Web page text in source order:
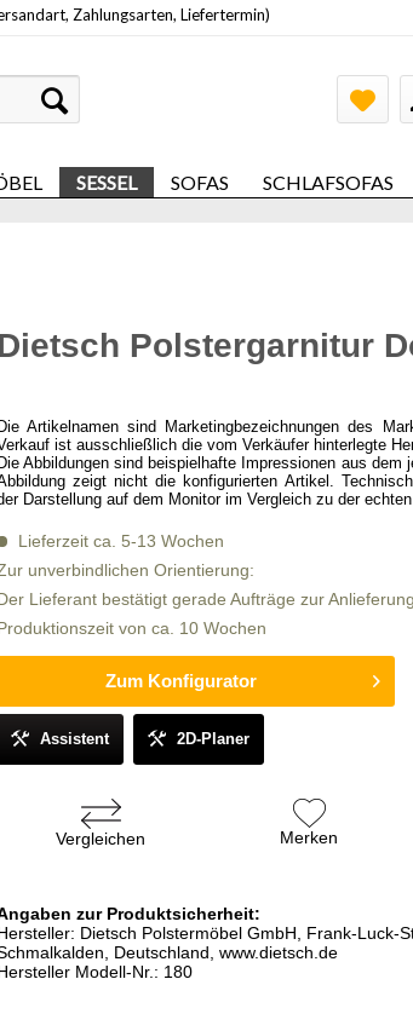
Zahlungsarten, Liefertermin)
SESSEL SOFAS SCHLAFSOFAS
Dietsch Polstergarnitur
Die Artikelnamen sind Marketingbezeichnungen des
ist ausschließlich die vom Verkäufer hinterlegte
Die Abbildungen sind beispielhafte Impressionen aus dem
zeigt nicht die konfigurierten Artikel.
Darstellung auf dem Monitor im Vergleich zu der
Lieferzeit ca. 5-13 Wochen
unverbindlichen Orientierung:
Lieferant bestätigt gerade Aufträge zur
von ca. 10 Wochen
Zum Konfigurator
Assistent 2D-Planer
Vergleichen Merken
zur Produktsicherheit:
Dietsch Polstermöbel GmbH, Frank-Luck-
Deutschland, www.dietsch.de
Modell-Nr.: 180